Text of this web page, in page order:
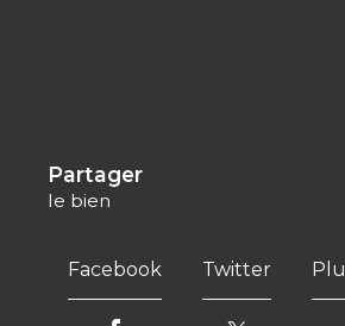
partager
le bien
Facebook Twitter